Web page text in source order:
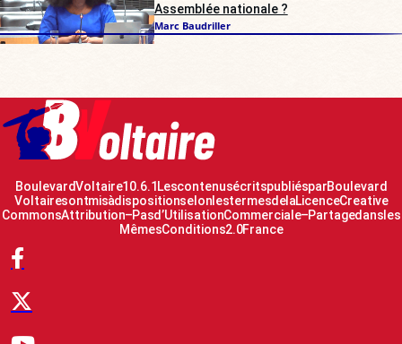
Assemblée nationale ?
Marc Baudriller
Boulevard Voltaire 10.6.1 Les contenus écrits publiés par Boulevard
Voltaire sont mis à disposition selon les termes de la Licence Creative
Commons Attribution – Pas d’Utilisation Commerciale – Partage dans les
Mêmes Conditions 2.0 France